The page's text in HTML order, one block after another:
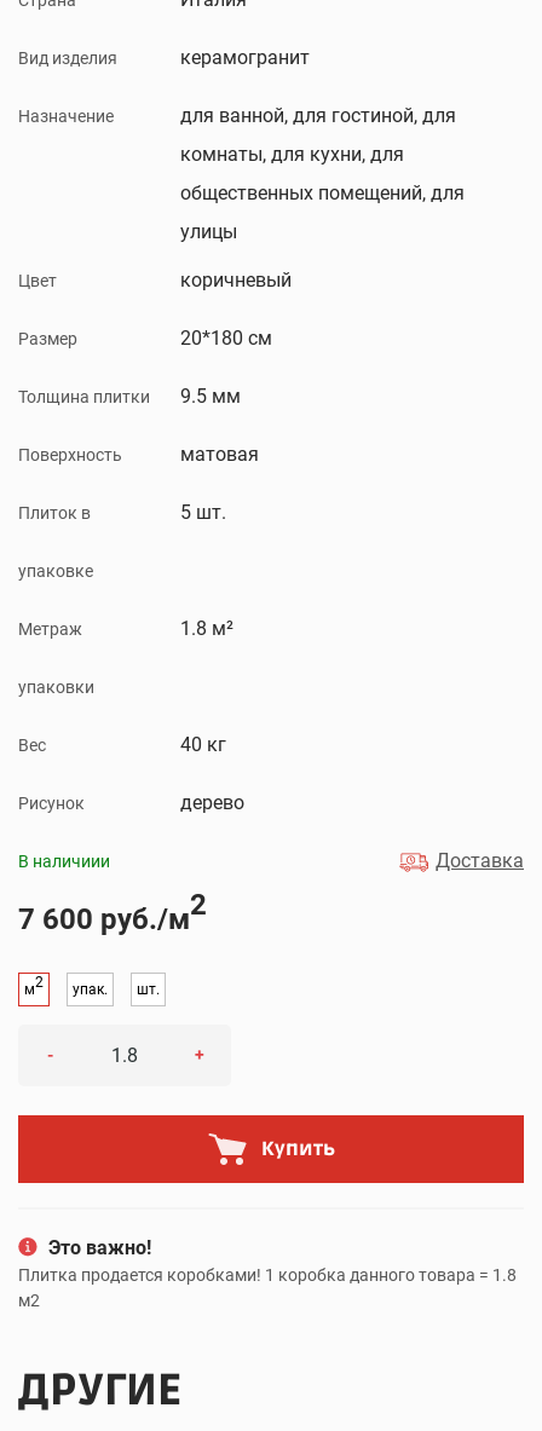
Вид изделия керамогранит
Назначение
для ванной, для гостиной, для
комнаты, для кухни, для
общественных помещений, для
улицы
Цвет коричневый
Размер 20*180 см
Толщина плитки 9.5 мм
Поверхность матовая
Плиток в
упаковке
5 шт.
Метраж
упаковки
1.8 м²
Вес 40 кг
Рисунок дерево
В наличиии Доставка
7 600 руб./м2
м2 упак. шт.
- +
Купить
Это важно!
Плитка продается коробками! 1 коробка данного товара = 1.8
м2
ДРУГИЕ